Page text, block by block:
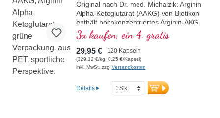
Original nach Dr. med. Michalzik: Arginin
Alpha-Ketoglutarat (AAKG) von Biotikon
enthält hochkonzentriertes Arginin-AKG.
Diese spezielle Form von L-Arginin wird
besonders im Sportbereich geschätzt.
Frei von jeglichen Zusatzstoffen und in
einer aluminiumfreien Versiegelung
verpackt, bietet es eine hochwertige
in Deutschland unter höchsten
Qualitätsstandards.
3x kaufen, ein 4. gratis
29,95 € 120 Kapseln
(329,12 €/kg, 0,25 €/Kapsel)
inkl. MwSt. zzgl Versandkosten
Details